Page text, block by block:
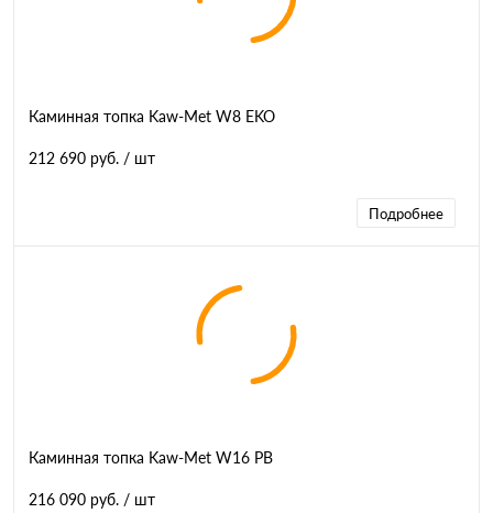
Каминная топка Kaw-Met W8 EKO
212 690 руб. / шт
Подробнее
Каминная топка Kaw-Met W16 PB
216 090 руб. / шт